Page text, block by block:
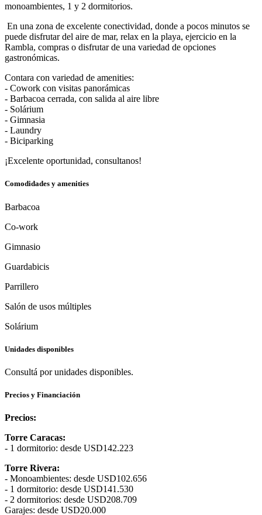
monoambientes, 1 y 2 dormitorios.
En una zona de excelente conectividad, donde a pocos minutos se
puede disfrutar del aire de mar, relax en la playa, ejercicio en la
Rambla, compras o disfrutar de una variedad de opciones
gastronómicas.
Contara con variedad de amenities:
- Cowork con visitas panorámicas
- Barbacoa cerrada, con salida al aire libre
- Solárium
- Gimnasia
- Laundry
- Biciparking
¡Excelente oportunidad, consultanos!
Comodidades y amenities
Barbacoa
Co-work
Gimnasio
Guardabicis
Parrillero
Salón de usos múltiples
Solárium
Unidades disponibles
Consultá por unidades disponibles.
Precios y Financiación
Precios:
Torre Caracas:
- 1 dormitorio: desde USD142.223
Torre Rivera:
- Monoambientes: desde USD102.656
- 1 dormitorio: desde USD141.530
- 2 dormitorios: desde USD208.709
Garajes: desde USD20.000